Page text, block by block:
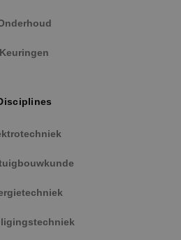
Keuringen
van de website mogelijk, zoals
worden gebruikt zonder de
cookies.